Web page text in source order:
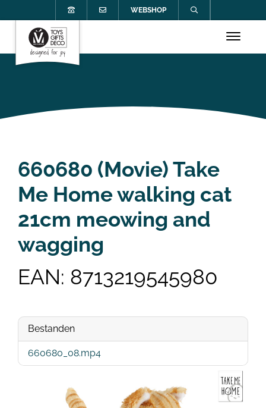
WEBSHOP
660680 (Movie) Take
Me Home walking cat
21cm meowing and
wagging
EAN: 8713219545980
Bestanden
660680_08.mp4